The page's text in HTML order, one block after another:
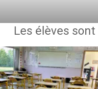
Les élèves